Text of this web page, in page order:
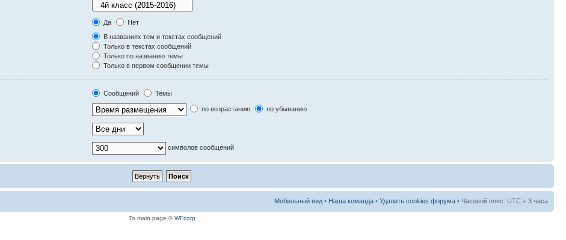
Да
Нет
В названиях тем и текстах сообщений
Только в текстах сообщений
Только по названию темы
Только в первом сообщении темы
Сообщений
Темы
по возрастанию по убыванию
символов сообщений
Мобильный вид • Наша команда • Удалить cookies форума • Часовой пояс: UTC + 3 часа
To main page ©WFcorp